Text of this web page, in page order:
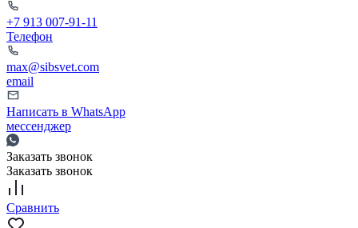
+7 913 007-91-11
Телефон
max@sibsvet.com
email
Написать в WhatsApp
мессенджер
Заказать звонок
Заказать звонок
Сравнить